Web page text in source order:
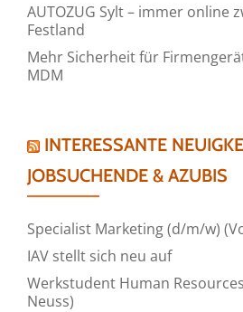
AUTOZUG Sylt – immer online
Festland
Mehr Sicherheit für
MDM
INTERESSANTE
JOBSUCHENDE & AZUBIS
Specialist Marketing (d/m/w)
IAV stellt sich neu auf
Werkstudent Human
Neuss)